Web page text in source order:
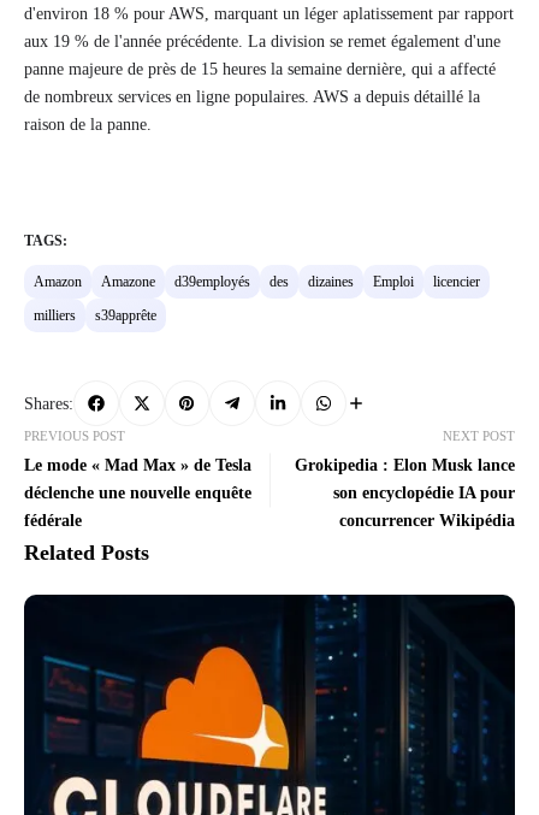
d'environ 18 % pour AWS, marquant un léger aplatissement par rapport
aux 19 % de l'année précédente. La division se remet également d'une
panne majeure de près de 15 heures la semaine dernière, qui a affecté
de nombreux services en ligne populaires. AWS a depuis détaillé la
raison de la panne.
TAGS:
Amazon Amazone d39employés des dizaines Emploi
licencier
milliers
s39apprête
Shares:
PREVIOUS POST
Le mode « Mad Max » de Tesla
déclenche une nouvelle enquête
fédérale
NEXT POST
Grokipedia : Elon Musk lance
son encyclopédie IA pour
concurrencer Wikipédia
Related Posts